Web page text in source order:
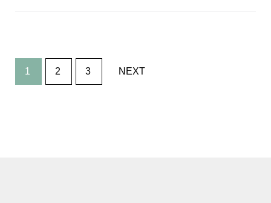
文
章
1 2 3 NEXT